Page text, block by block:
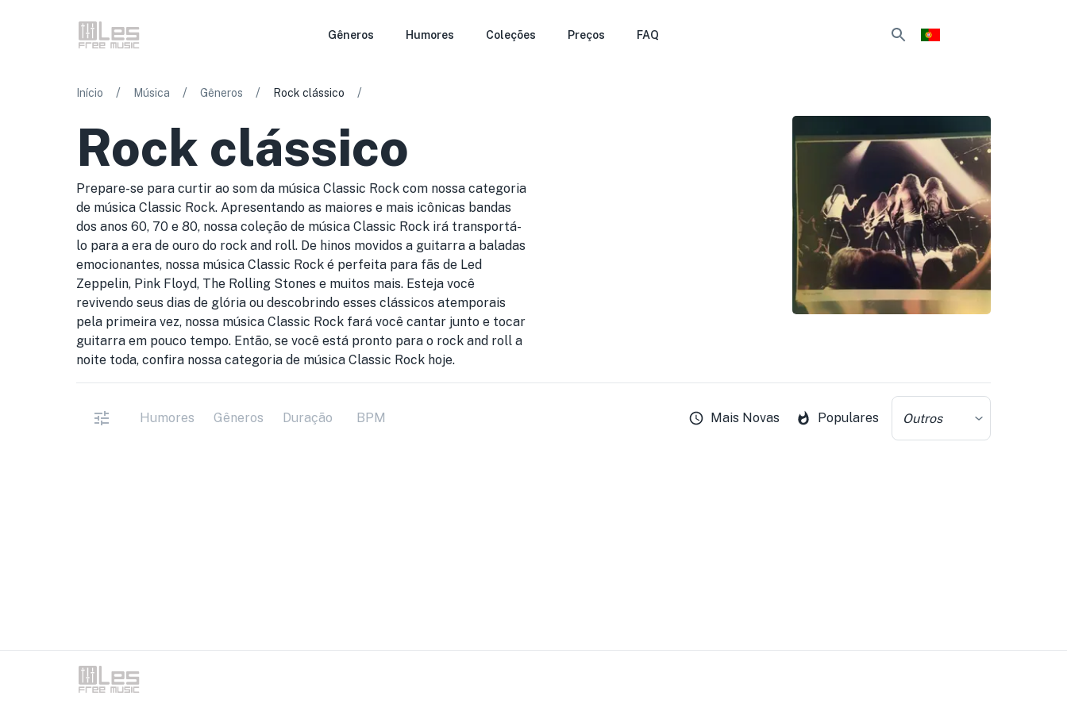
Gêneros Humores Coleções Preços FAQ
Início / Música / Gêneros / Rock clássico /
Rock clássico
Prepare-se para curtir ao som da música Classic Rock com nossa categoria
de música Classic Rock. Apresentando as maiores e mais icônicas bandas
dos anos 60, 70 e 80, nossa coleção de música Classic Rock irá transportá-
lo para a era de ouro do rock and roll. De hinos movidos a guitarra a baladas
emocionantes, nossa música Classic Rock é perfeita para fãs de Led
Zeppelin, Pink Floyd, The Rolling Stones e muitos mais. Esteja você
revivendo seus dias de glória ou descobrindo esses clássicos atemporais
pela primeira vez, nossa música Classic Rock fará você cantar junto e tocar
guitarra em pouco tempo. Então, se você está pronto para o rock and roll a
noite toda, confira nossa categoria de música Classic Rock hoje.
Humores Gêneros Duração BPM Mais Novas Populares Outros